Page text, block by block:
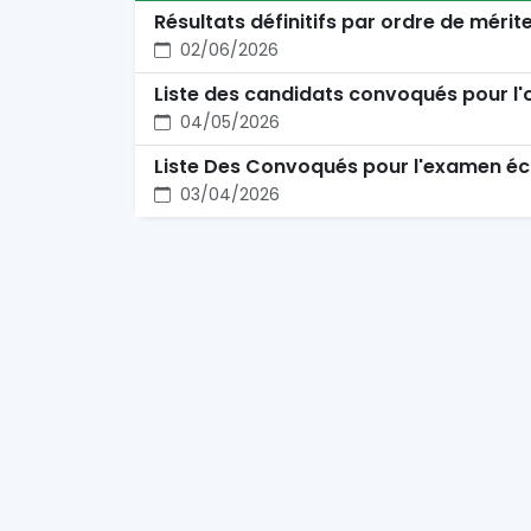
Résultats définitifs par ordre de
02/06/2026
Liste des candidats convoqués pour
04/05/2026
Liste Des Convoqués pour l'examen
03/04/2026